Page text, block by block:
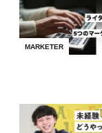
MARKETER